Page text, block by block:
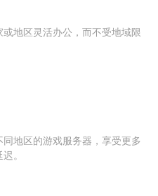
地区灵活办公，而不受地域限
地区的游戏服务器，享受更多
。